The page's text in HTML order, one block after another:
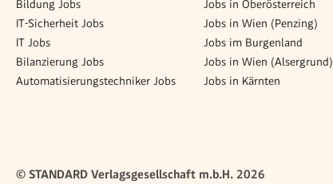
Bildung Jobs
IT-Sicherheit Jobs
IT Jobs
Bilanzierung Jobs
Automatisierungstechniker Jobs
Jobs in Oberösterreich
Jobs in Wien (Penzing)
Jobs im Burgenland
Jobs in Wien (Alsergrund)
Jobs in Kärnten
© STANDARD Verlagsgesellschaft m.b.H. 2026